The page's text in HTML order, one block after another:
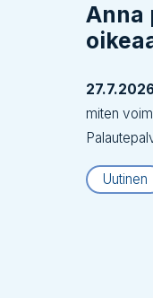
Anna
miten
Uutinen